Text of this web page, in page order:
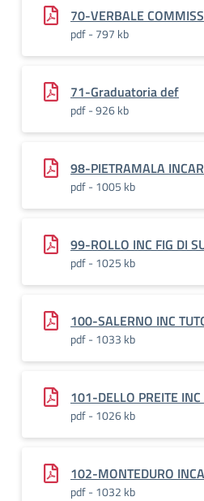
70-VERBALE
pdf - 797 kb
71-Graduatoria def
pdf - 926 kb
98-PIETRAMALA
pdf - 1005 kb
99-ROLLO INC FIG DI
pdf - 1025 kb
100-SALERNO INC
pdf - 1033 kb
101-DELLO PREITE INC
pdf - 1026 kb
102-MONTEDURO
pdf - 1032 kb